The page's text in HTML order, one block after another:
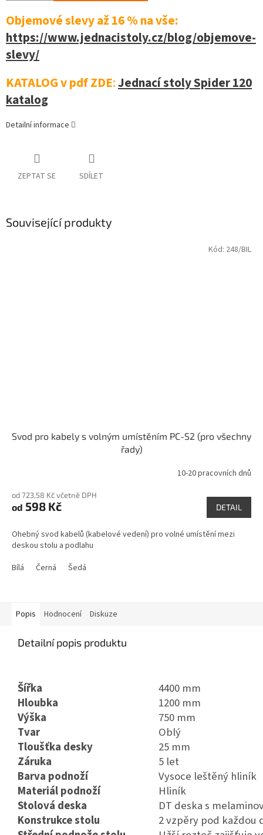
Objemové slevy až 16 %na vše:
https://www.jednacistoly.cz/blog/objemove-
slevy/
KATALOG v pdf ZDE:Jednací stoly Spider 120
katalog
Detailní informace
ZEPTAT SE SDÍLET
Související produkty
Svod pro kabely s volným umístěním PC-S2 (pro všechny
řady)
10-20 pracovních dnů
od 723,58 Kč včetně DPH
od 598 Kč DETAIL
Ohebný svod kabelů (kabelové vedení) pro volné umístění mezi
deskou stolu a podlahu
Bílá
Černá Šedá
Kód: 248/BIL
Popis Hodnocení Diskuze
Detailní popis produktu
Šířka
4400 mm
Hloubka
1200 mm
Výška
750 mm
Tvar
Oblý
Tloušťka desky
25 mm
Záruka
5 let
Barva podnoží
Vysoce leštěný hliník
Materiál podnoží
Hliník
Stolová deska
DT deska s
Konstrukce stolu
2 vzpěry pod každou